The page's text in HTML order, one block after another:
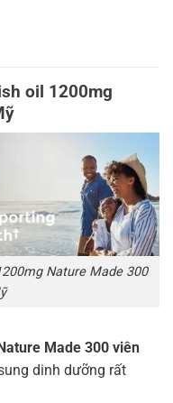
oil 1200mg
Nature Made 300
Made 300 viên
dinh dưỡng rất